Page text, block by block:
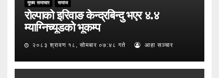
मुख्य समाचार समाज
रोल्पाको इरिवाङ केन्द्रबिन्दु भएर ४.४
म्याग्निच्यूडको भूकम्प
२०८३ श्रावण १८, सोमबार ०७:४८ गते आहा सञ्चार